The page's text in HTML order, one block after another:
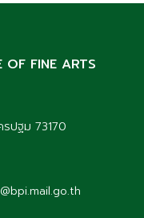
OF FINE ARTS
ปฐม 73170